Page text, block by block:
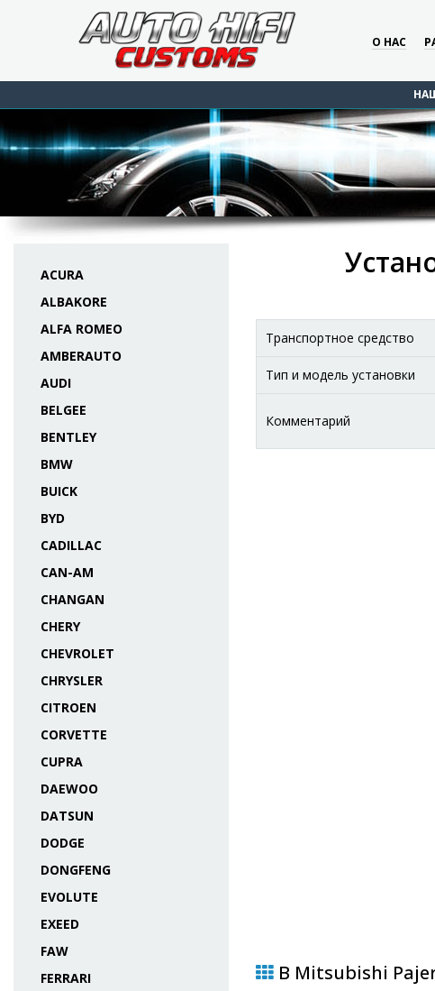
О НАС
ACURA
ALBAKORE
ALFA ROMEO
AMBERAUTO
AUDI
BELGEE
BENTLEY
BMW
BUICK
BYD
CADILLAC
CAN-AM
CHANGAN
CHERY
CHEVROLET
CHRYSLER
CITROEN
CORVETTE
CUPRA
DAEWOO
DATSUN
DODGE
DONGFENG
EVOLUTE
EXEED
FAW
FERRARI
Транспортное средство
Тип и модель установки
Комментарий
В Mitsubishi